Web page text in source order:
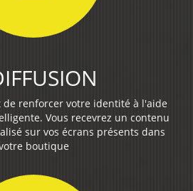
de renforcer votre identité à l'aide
Vous recevrez un contenu
sur vos écrans présents dans
boutique